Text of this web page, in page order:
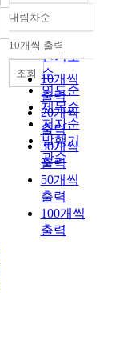
정확도
순
인기도
순
연도순
제목순
저자순
발행기
관순
내림차순
내림차순
10개씩 출력
10개씩
출력
20개씩
출력
30개씩
출력
50개씩
출력
100개씩
출력
조회